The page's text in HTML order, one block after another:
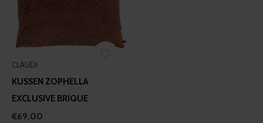
CLAUDI
KUSSEN ZOPHELLA
EXCLUSIVE BRIQUE
€69,00